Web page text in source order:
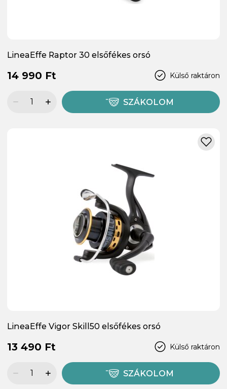
LineaEffe Raptor 30 elsőfékes orsó
Külső raktáron
14 990 Ft
SZÁKOLOM
LineaEffe Vigor Skill50 elsőfékes orsó
Külső raktáron
13 490 Ft
SZÁKOLOM